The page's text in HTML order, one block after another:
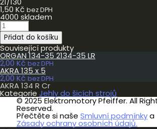
1,50 Kč bez DPH
4000 skladem
AKRA
134
Cr
množství
Přidat do košíku
Související produkty
ORGAN 134-35 2134-35 LR
2,00 Kč bez DPH
AKRA 135 x 5
2,00 Kč bez DPH
AKRA 134 R Cr
Kategorie Jehly do šicích strojů
© 2025 Elektromotory Pfeiffer. All
Reserved.
Přečtěte si naše Smluvní podmínkya
Zásady ochrany osobních údajů.